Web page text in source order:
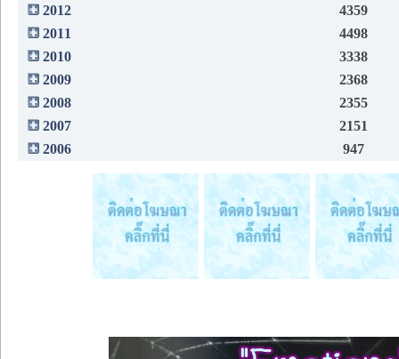
2012
4359
2011
4498
2010
3338
2009
2368
2008
2355
2007
2151
2006
947